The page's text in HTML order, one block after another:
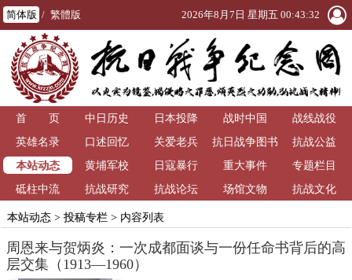
简体版 / 繁體版 2026年8月7日 星期五 00:43:33
首 页 中日历史 日本投降 战时中国
战线战役
英雄名录
口述回忆 关爱老兵
抗日战争图书
馆
抗战公益
本站动态
黄埔军校 日寇暴行 重大事件
专题栏目
砥柱中流
抗战研究 抗战论坛 场馆文物 抗战文化
本站动态> 投稿专栏> 内容列表
周恩来与贺炳炎：一次成都面谈与一份任命书背后的高
层交集（1913—1960）